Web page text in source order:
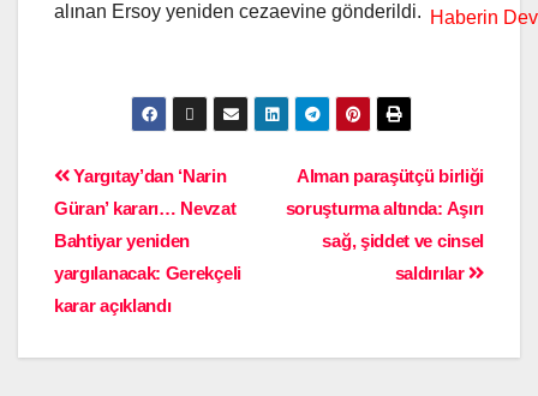
alınan Ersoy yeniden cezaevine gönderildi.
Alman paraşütçü birliği
soruşturma altında: Aşırı
sağ, şiddet ve cinsel
saldırılar
Yargıtay’dan ‘Narin
Güran’ kararı… Nevzat
Bahtiyar yeniden
yargılanacak: Gerekçeli
karar açıklandı